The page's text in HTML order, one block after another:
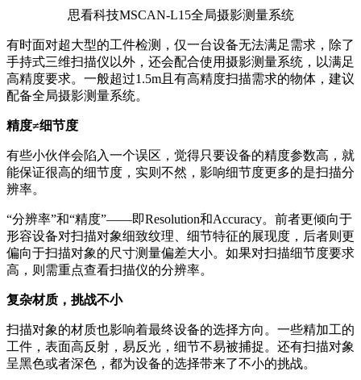
思看科技MSCAN-L15全局摄影测量系统
有时面对超大型的工件检测，仅一台设备无法满足需求，除了
手持式三维扫描仪以外，还会配合使用摄影测量系统，以满足
高精度要求。一般超过1.5m且有高精度扫描需求的物体，建议
配备全局摄影测量系统。
精度≠细节度
有些小伙伴会陷入一个误区，觉得只要设备的精度参数高，就
能保证很高的细节度，实则不然，影响细节度更多的是扫描分
辨率。
“分辨率”和“精度”——即Resolution和Accuracy。前者更倾向于
形容设备对扫描对象细致纹理、细节特征的展现度，后者则更
偏向于扫描对象的尺寸测量偏差大小。如果对扫描细节度要求
高，则需重点查看扫描仪的分辨率。
复杂材质，挑战不小
扫描对象的材质也影响着最终设备的选择方向。一些精加工的
工件，表面高反射，易反光，细节不易被捕捉。还有扫描对象
呈黑色或者深色，都为设备的选择带来了不小的挑战。